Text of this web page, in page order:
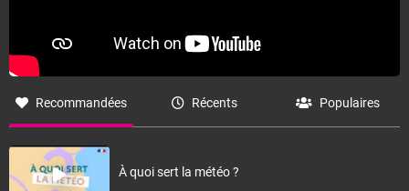
Recommandées Récents Populaires
À quoi sert la météo ?